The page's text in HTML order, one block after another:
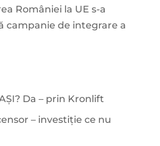
României la UE s-a
campanie de integrare a
Da – prin Kronlift
– investiție ce nu